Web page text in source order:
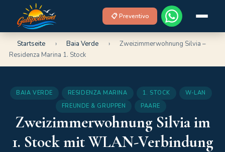
📋 Preventivo
Startseite › Baia Verde ›
Zweizimmerwohnung Silvia –
Residenza Marina 1. Stock
BAIA VERDE RESIDENZA MARINA 1. STOCK
W-LAN
FREUNDE & GRUPPEN
PAARE
Zweizimmerwohnung Silvia im
1. Stock mit WLAN-Verbindung